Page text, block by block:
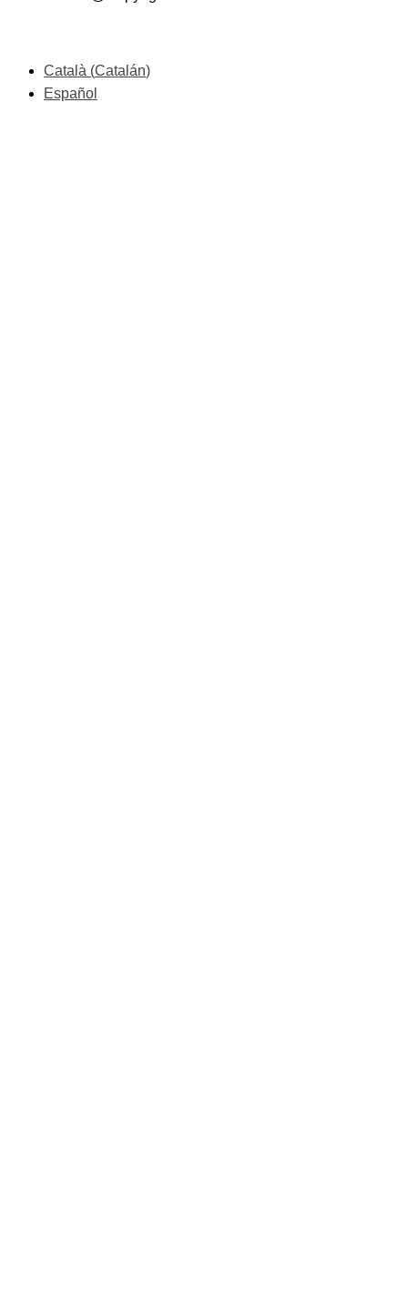
Català (Catalán)
Español